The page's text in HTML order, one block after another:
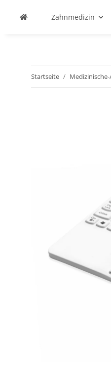
Zahnmedizin
Startseite